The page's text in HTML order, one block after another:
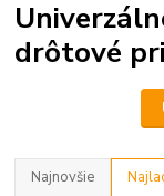
drôtové
Najnovšie